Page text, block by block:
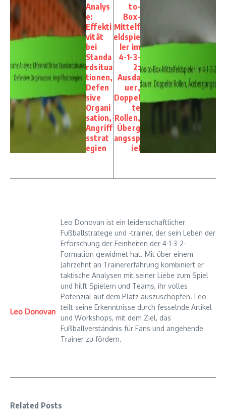
Analys
e:
Effekti
vität
bei
Standa
rdsitua
tionen,
Defen
sive
Organi
sation,
Angriff
sstrat
egien
to-
Box-
Mittelf
eldspie
ler im
4-1-3-
2:
Ausda
uer,
Doppel
te
Rollen,
Überg
angssp
iel
Leo Donovan
Leo Donovan ist ein leidenschaftlicher
Fußballstratege und -trainer, der sein Leben der
Erforschung der Feinheiten der 4-1-3-2-
Formation gewidmet hat. Mit über einem
Jahrzehnt an Trainererfahrung kombiniert er
taktische Analysen mit seiner Liebe zum Spiel
und hilft Spielern und Teams, ihr volles
Potenzial auf dem Platz auszuschöpfen. Leo
teilt seine Erkenntnisse durch fesselnde Artikel
und Workshops, mit dem Ziel, das
Fußballverständnis für Fans und angehende
Trainer zu fördern.
Related Posts